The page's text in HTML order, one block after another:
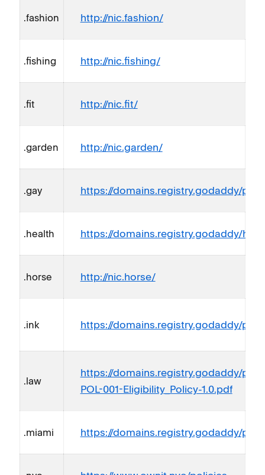
.fashion http://nic.fashion/
.fishing http://nic.fishing/
.fit http://nic.fit/
.garden http://nic.garden/
.gay https://domains.registry.godaddy/
.health https://domains.registry.godaddy/
.horse http://nic.horse/
.ink https://domains.registry.godaddy/
.law
https://domains.registry.godaddy/
POL-001-Eligibility_Policy-1.0.pdf
.miami https://domains.registry.godaddy/